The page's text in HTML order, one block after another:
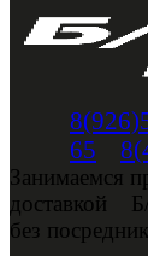
65
Занимаемся
доставкой
без